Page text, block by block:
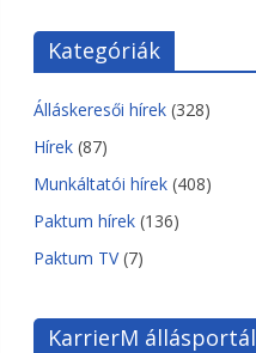
Kategóriák
Álláskeresői hírek (328)
Hírek (87)
Munkáltatói hírek (408)
Paktum hírek (136)
Paktum TV(7)
KarrierM állásportál